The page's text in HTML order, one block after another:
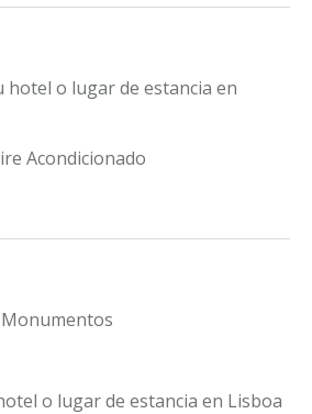
hotel o lugar de estancia en
Acondicionado
o lugar de estancia en Lisboa